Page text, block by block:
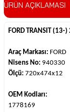
ÜRÜN AÇIKLAMASI
FORD TRANSIT (13-)
Araç Markası: FORD
Nisens No: 940330
Ölçü: 720x474x12
OEM Kodları:
1778169